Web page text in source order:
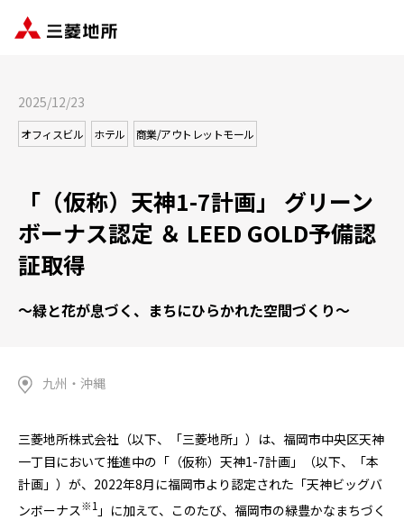
2025/12/23
オフィスビル ホテル 商業/アウトレットモール
「（仮称）天神1-7計画」 グリーン
ボーナス認定 ＆ LEED GOLD予備認
証取得
～緑と花が息づく、まちにひらかれた空間づくり～
九州・沖縄
三菱地所株式会社（以下、「三菱地所」）は、福岡市中央区天神
一丁目において推進中の「（仮称）天神1-7計画」（以下、「本
計画」）が、 2022年8月に福岡市より認定された「天神ビッグバ
ンボーナス※1 」に加えて、このたび、福岡市の緑豊かなまちづく